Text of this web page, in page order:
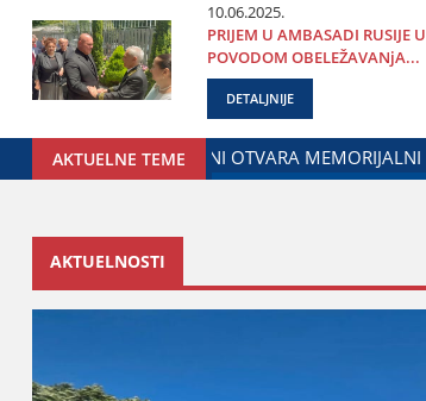
10.06.2025.
PRIЈEM U AMBASADI RUSIЈE
POVODOM OBELEŽAVANjA...
DETALJNIJE
AKTUELNE TEME
DOGOVOREN NASTAVAK SARADNjE
AKTUELNOSTI